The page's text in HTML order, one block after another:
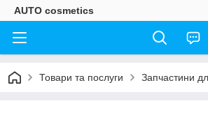
AUTO cosmetics
Товари та послуги Запчастини